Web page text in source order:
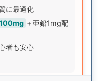
に最適化
＋亜鉛1mg配
者も安心